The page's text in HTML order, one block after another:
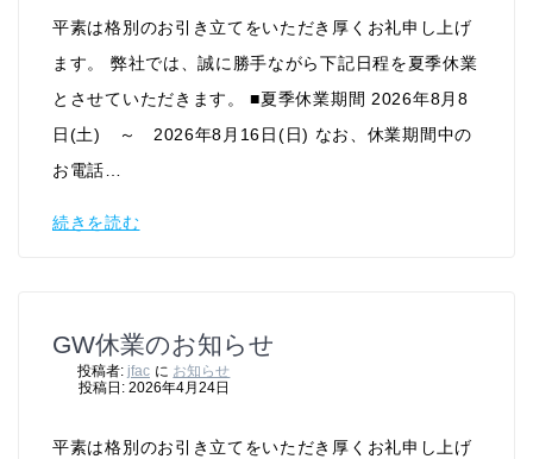
平素は格別のお引き立てをいただき厚くお礼申し上げ
ます。 弊社では、誠に勝手ながら下記日程を夏季休業
とさせていただきます。 ■夏季休業期間 2026年8月8
日(土) ～ 2026年8月16日(日) なお、休業期間中の
お電話…
続きを読む
GW休業のお知らせ
投稿者: jfac に お知らせ
投稿日: 2026年4月24日
平素は格別のお引き立てをいただき厚くお礼申し上げ